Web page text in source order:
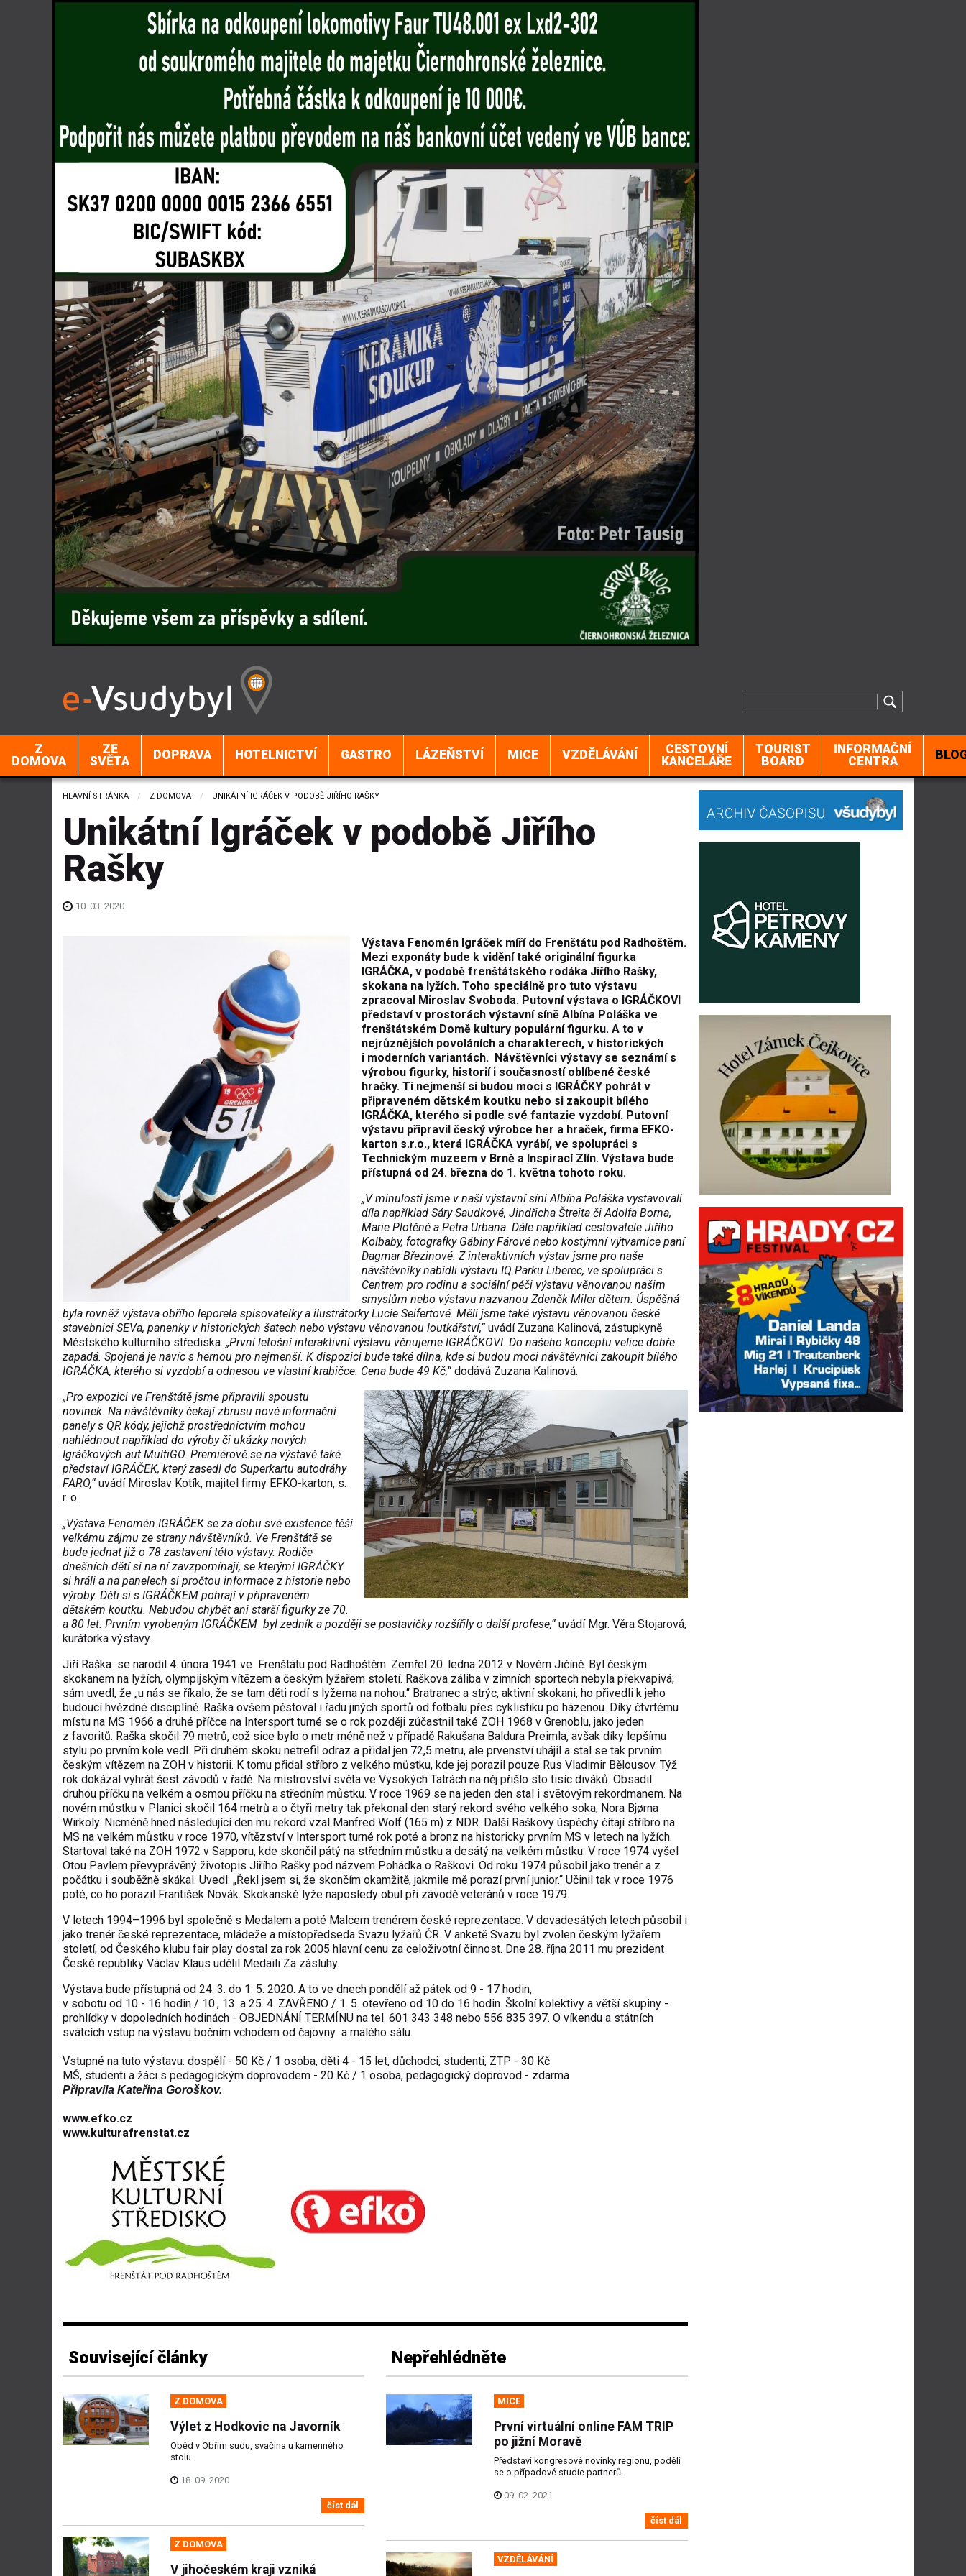
Z
DOMOVA
ZE
SVĚTA
DOPRAVA HOTELNICTVÍ GASTRO LÁZEŇSTVÍ MICE VZDĚLÁVÁNÍ
CESTOVNÍ
KANCELÁŘE
TOURIST
BOARD
INFORMAČNÍ
CENTRA
HLAVNÍ STRÁNKA Z DOMOVA CURRENT:
UNIKÁTNÍ IGRÁČEK V PODOBĚ JIŘÍHO RAŠKY
Unikátní Igráček v podobě Jiřího
Rašky
10. 03. 2020
Výstava Fenomén Igráček míří do Frenštátu pod Radhoštěm.
Mezi exponáty bude k vidění také originální figurka
IGRÁČKA, v podobě frenštátského rodáka Jiřího Rašky,
skokana na lyžích. Toho speciálně pro tuto výstavu
zpracoval Miroslav Svoboda. Putovní výstava o IGRÁČKOVI
představí v prostorách výstavní síně Albína Poláška ve
frenštátském Domě kultury populární figurku. A to v
nejrůznějších povoláních a charakterech, v historických
i moderních variantách. Návštěvníci výstavy se seznámí s
výrobou figurky, historií i současností oblíbené české
hračky. Ti nejmenší si budou moci s IGRÁČKY pohrát v
připraveném dětském koutku nebo si zakoupit bílého
IGRÁČKA, kterého si podle své fantazie vyzdobí. Putovní
výstavu připravil český výrobce her a hraček, firma EFKO-
karton s.r.o., která IGRÁČKA vyrábí, ve spolupráci s
Technickým muzeem v Brně a Inspirací Zlín. Výstava bude
přístupná od 24. března do 1. května tohoto roku.
„V minulosti jsme v naší výstavní síni Albína Poláška vystavovali
díla například Sáry Saudkové, Jindřicha Štreita či Adolfa Borna,
Marie Plotěné a Petra Urbana. Dále například cestovatele Jiřího
Kolbaby, fotografky Gábiny Fárové nebo kostýmní výtvarnice paní
Dagmar Březinové. Z interaktivních výstav jsme pro naše
návštěvníky nabídli výstavu IQ Parku Liberec, ve spolupráci s
Centrem pro rodinu a sociální péči výstavu věnovanou našim
smyslům nebo výstavu nazvanou Zdeněk Miler dětem. Úspěšná
byla rovněž výstava obřího leporela spisovatelky a ilustrátorky Lucie Seifertové. Měli jsme také výstavu věnovanou české
stavebnici SEVa, panenky v historických šatech nebo výstavu věnovanou loutkářství,“uvádí Zuzana Kalinová, zástupkyně
Městského kulturního střediska. „První letošní interaktivní výstavu věnujeme IGRÁČKOVI. Do našeho konceptu velice dobře
zapadá. Spojená je navíc s hernou pro nejmenší. K dispozici bude také dílna, kde si budou moci návštěvníci zakoupit bílého
IGRÁČKA, kterého si vyzdobí a odnesou ve vlastní krabičce. Cena bude 49 Kč,“dodává Zuzana Kalinová.
„Pro expozici ve Frenštátě jsme připravili spoustu
novinek. Na návštěvníky čekají zbrusu nové informační
panely s QR kódy, jejichž prostřednictvím mohou
nahlédnout například do výroby či ukázky nových
Igráčkových aut MultiGO. Premiérově se na výstavě také
představí IGRÁČEK, který zasedl do Superkartu autodráhy
FARO,“uvádí Miroslav Kotík, majitel firmy EFKO-karton, s.
r. o.
„Výstava Fenomén IGRÁČEK se za dobu své existence těší
velkému zájmu ze strany návštěvníků. Ve Frenštátě se
bude jednat již o 78 zastavení této výstavy. Rodiče
dnešních dětí si na ní zavzpomínají, se kterými IGRÁČKY
si hráli a na panelech si pročtou informace z historie nebo
výroby. Děti si s IGRÁČKEM pohrají v připraveném
dětském koutku. Nebudou chybět ani starší figurky ze 70.
a 80 let. Prvním vyrobeným IGRÁČKEM byl zedník a později se postavičky rozšířily o další profese,“uvádí Mgr. Věra Stojarová,
kurátorka výstavy.
Jiří Raška se narodil 4. února 1941 ve Frenštátu pod Radhoštěm. Zemřel 20. ledna 2012 v Novém Jičíně. Byl českým
skokanem na lyžích, olympijským vítězem a českým lyžařem století. Raškova záliba v zimních sportech nebyla překvapivá;
sám uvedl, že „u nás se říkalo, že se tam děti rodí s lyžema na nohou.“ Bratranec a strýc, aktivní skokani, ho přivedli k jeho
budoucí hvězdné disciplíně. Raška ovšem pěstoval i řadu jiných sportů od fotbalu přes cyklistiku po házenou. Díky čtvrtému
místu na MS 1966 a druhé příčce na Intersport turné se o rok později zúčastnil také ZOH 1968 v Grenoblu, jako jeden
z favoritů. Raška skočil 79 metrů, což sice bylo o metr méně než v případě Rakušana Baldura Preimla, avšak díky lepšímu
stylu po prvním kole vedl. Při druhém skoku netrefil odraz a přidal jen 72,5 metru, ale prvenství uhájil a stal se tak prvním
českým vítězem na ZOH v historii. K tomu přidal stříbro z velkého můstku, kde jej porazil pouze Rus Vladimir Bělousov. Týž
rok dokázal vyhrát šest závodů v řadě. Na mistrovství světa ve Vysokých Tatrách na něj přišlo sto tisíc diváků. Obsadil
druhou příčku na velkém a osmou příčku na středním můstku. V roce 1969 se na jeden den stal i světovým rekordmanem. Na
novém můstku v Planici skočil 164 metrů a o čtyři metry tak překonal den starý rekord svého velkého soka, Nora Bjørna
Wirkoly. Nicméně hned následující den mu rekord vzal Manfred Wolf (165 m) z NDR. Další Raškovy úspěchy čítají stříbro na
MS na velkém můstku v roce 1970, vítězství v Intersport turné rok poté a bronz na historicky prvním MS v letech na lyžích.
Startoval také na ZOH 1972 v Sapporu, kde skončil pátý na středním můstku a desátý na velkém můstku. V roce 1974 vyšel
Otou Pavlem převyprávěný životopis Jiřího Rašky pod názvem Pohádka o Raškovi. Od roku 1974 působil jako trenér a z
počátku i souběžně skákal. Uvedl: „Řekl jsem si, že skončím okamžitě, jakmile mě porazí první junior.“ Učinil tak v roce 1976
poté, co ho porazil František Novák. Skokanské lyže naposledy obul při závodě veteránů v roce 1979.
V letech 1994–1996 byl společně s Medalem a poté Malcem trenérem české reprezentace. V devadesátých letech působil i
jako trenér české reprezentace, mládeže a místopředseda Svazu lyžařů ČR. V anketě Svazu byl zvolen českým lyžařem
století, od Českého klubu fair play dostal za rok 2005 hlavní cenu za celoživotní činnost. Dne 28. října 2011 mu prezident
České republiky Václav Klaus udělil Medaili Za zásluhy.
Výstava bude přístupná od 24. 3. do 1. 5. 2020. A to ve dnech pondělí až pátek od 9 - 17 hodin,
v sobotu od 10 - 16 hodin / 10., 13. a 25. 4. ZAVŘENO / 1. 5. otevřeno od 10 do 16 hodin. Školní kolektivy a větší skupiny -
prohlídky v dopoledních hodinách - OBJEDNÁNÍ TERMÍNU na tel. 601 343 348 nebo 556 835 397. O víkendu a státních
svátcích vstup na výstavu bočním vchodem od čajovny a malého sálu.
Vstupné na tuto výstavu: dospělí - 50 Kč / 1 osoba, děti 4 - 15 let, důchodci, studenti, ZTP - 30 Kč
MŠ, studenti a žáci s pedagogickým doprovodem - 20 Kč / 1 osoba, pedagogický doprovod - zdarma
Připravila Kateřina Goroškov.
www.efko.cz
www.kulturafrenstat.cz
Související články
Z DOMOVA
Výlet z Hodkovic na Javorník
Oběd v Obřím sudu, svačina u kamenného
stolu.
18. 09. 2020
číst dál
Z DOMOVA
V jihočeském kraji vzniká
Nepřehlédněte
MICE
První virtuální online FAM TRIP
po jižní Moravě
Představí kongresové novinky regionu, podělí
se o případové studie partnerů.
09. 02. 2021
číst dál
VZDĚLÁVÁNÍ